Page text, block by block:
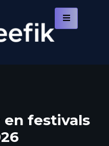
festivals